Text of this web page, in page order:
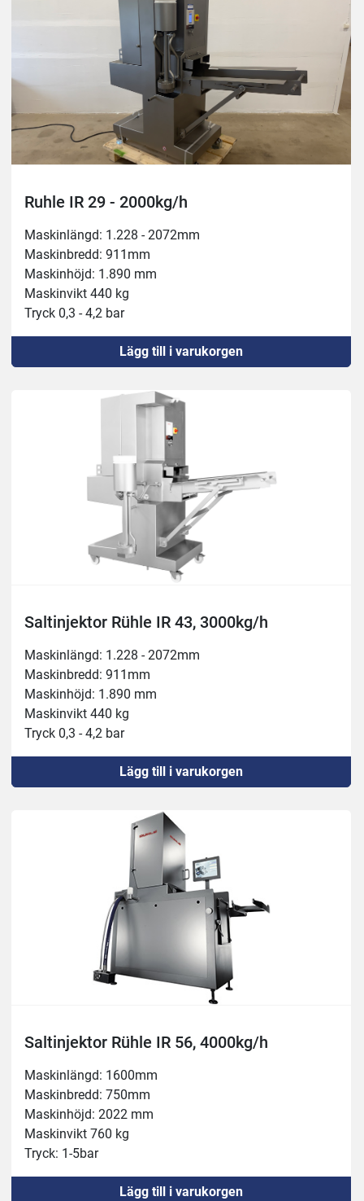
Injektionshastighet 24/48 per minut
Bältes bredd: 265 mm
Injektionsvolym: 3-60%
Ruhle IR 29 - 2000kg/h
Maskinlängd: 1.228 - 2072mm
Maskinbredd: 911mm
Maskinhöjd: 1.890 mm
Maskinvikt 440 kg
Tryck 0,3 - 4,2 bar
Inloppshöjd 280 mm
Ansluten effekt 400 V, 6,1 kW, 16 A
Kapacitet 2.000 kg/h
Bälte framåtmatning 20 / 30 / 40mm
Injektionshastighet 24/48 per minut
Injektionsvolym: 3-80%
Lägg till i varukorgen
Saltinjektor Rühle IR 43, 3000kg/h
Maskinlängd: 1.228 - 2072mm
Maskinbredd: 911mm
Maskinhöjd: 1.890 mm
Maskinvikt 440 kg
Tryck 0,3 - 4,2 bar
Inloppshöjd 280 mm
Ansluten effekt 400 V, 6,1 kW, 16 A
Bälte framåtmatning 30 / 45 / 60mm
Injektionshastighet 24/48 per minut
Bältes bredd 360 mm
Injektionsvolym 3-80%
Lägg till i varukorgen
Saltinjektor Rühle IR 56, 4000kg/h
Maskinlängd: 1600mm
Maskinbredd: 750mm
Maskinhöjd: 2022 mm
Maskinvikt 760 kg
Tryck: 1-5bar
Inloppshöjd 200 mm
Lägg till i varukorgen